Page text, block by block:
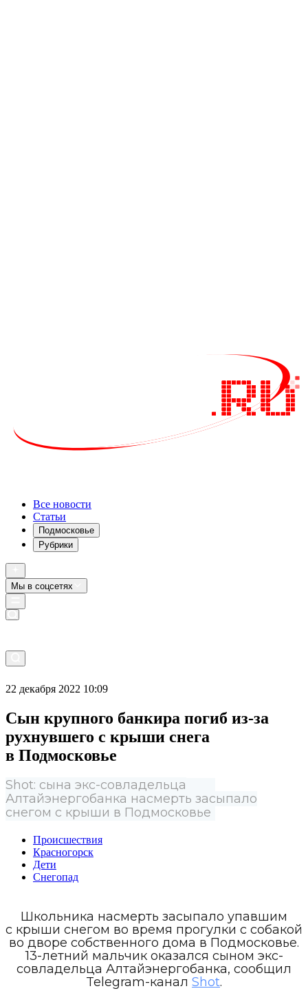
Все новости
Статьи
Подмосковье
Рубрики
Мы в соцсетях
22 декабря 2022 10:09
Сын крупного банкира погиб из-за
рухнувшего с крыши снега
в Подмосковье
Shot: сына экс-совладельца
Алтайэнергобанка насмерть засыпало
снегом с крыши в Подмосковье
Происшествия
Красногорск
Дети
Снегопад
Школьника насмерть засыпало упавшим
с крыши снегом во время прогулки с собакой
во дворе собственного дома в Подмосковье.
13-летний мальчик оказался сыном экс-
совладельца Алтайэнергобанка, сообщил
Telegram-канал Shot.